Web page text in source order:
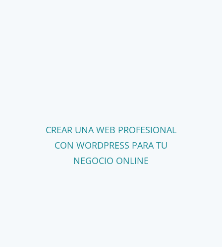
CREAR UNA WEB PROFESIONAL
CON WORDPRESS PARA TU
NEGOCIO ONLINE